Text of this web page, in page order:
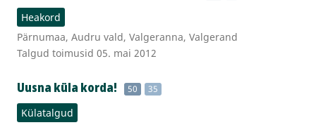
Heakord
Pärnumaa, Audru vald, Valgeranna, Valgerand
Talgud toimusid 05. mai 2012
Uusna küla korda! 50 35
Külatalgud